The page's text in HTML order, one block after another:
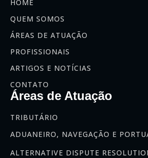
HOME
QUEM SOMOS
ÁREAS DE ATUAÇÃO
PROFISSIONAIS
ARTIGOS E NOTÍCIAS
CONTATO
Áreas de Atuação
TRIBUTÁRIO
ADUANEIRO, NAVEGAÇÃO E
ALTERNATIVE DISPUTE